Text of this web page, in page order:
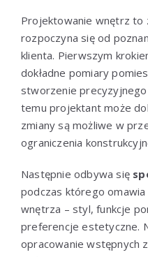
Projektowanie wnętrz to
rozpoczyna się od
klienta. Pierwszym
dokładne pomiary
stworzenie precyzyjnego
temu projektant może
zmiany są możliwe w
ograniczenia
Następnie odbywa się
podczas którego
wnętrza – styl, funkcje
preferencje estetyczne.
opracowanie wstępnych